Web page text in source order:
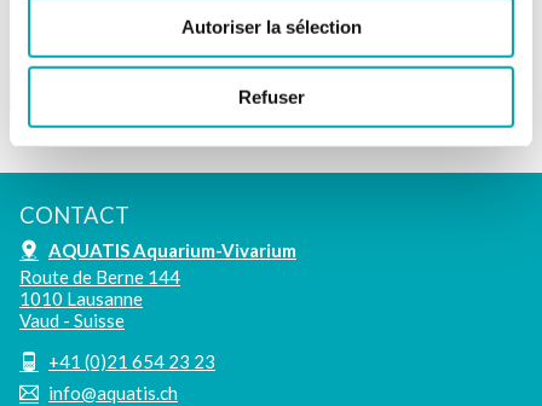
Autoriser la sélection
Refuser
COMMANDER
CONTACT
AQUATIS Aquarium-Vivarium
Route de Berne 144
1010 Lausanne
Vaud - Suisse
+41 (0)21 654 23 23
info@aquatis.ch